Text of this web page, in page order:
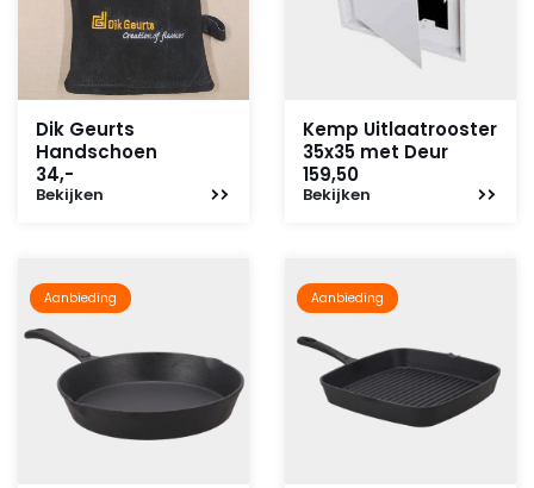
Dik Geurts
Handschoen
34,-
Bekijken
Kemp Uitlaatrooster
35x35 met Deur
159,50
Bekijken
Aanbieding Aanbieding